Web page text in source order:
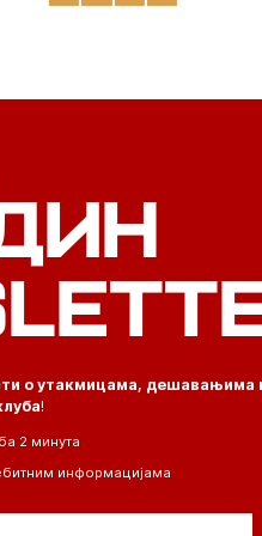
о утакмицама, дешавањима
!
2 минута
информацијама